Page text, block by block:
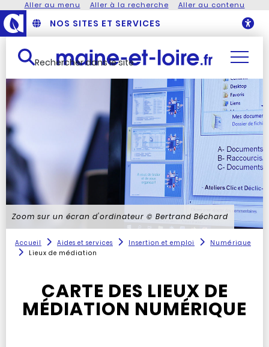
Aller au menu Aller à la recherche Aller au contenu
NOS SITES ET SERVICES
Rechercher dans le site
Zoom sur un écran d'ordinateur © Bertrand Béchard
Accueil Aides et services Insertion et emploi
Numérique
Lieux de médiation
CARTE DES LIEUX DE
MÉDIATION NUMÉRIQUE